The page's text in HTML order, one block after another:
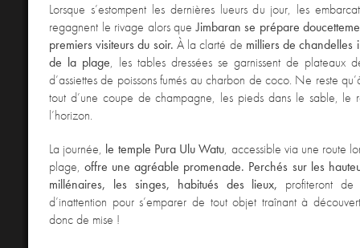
Lorsque s’estompent les dernières lueurs du jour, les
regagnent le rivage alors queJimbaran se prépare
premiers visiteurs du soir. À la clarté de milliers de chandelles
de la plage, les tables dressées se garnissent de plateaux
d’assiettes de poissons fumés au charbon de coco. Ne reste
tout d’une coupe de champagne, les pieds dans le sable, le
l’horizon.
La journée, le temple Pura Ulu Watu, accessible via une route
plage,offre une agréable promenade. Perchés sur les
millénaires, les singes, habitués des lieux, profiteront de
d’inattention pour s’emparer de tout objet traînant à
donc de mise !